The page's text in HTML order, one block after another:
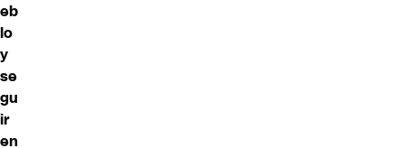
eb
lo
y
se
gu
ir
en